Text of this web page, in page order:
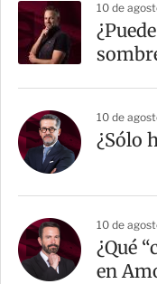
10 de
10 de
¿Sólo
10 de
¿Qué
en